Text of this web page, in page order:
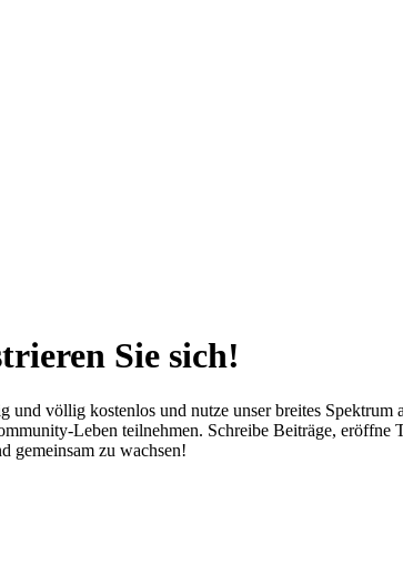
Sie sich!
völlig kostenlos und nutze unser breites
Leben teilnehmen. Schreibe Beiträge,
gemeinsam zu wachsen!